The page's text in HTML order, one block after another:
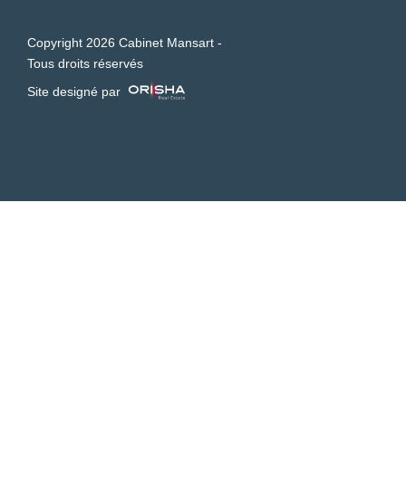
Copyright 2026 Cabinet Mansart -
Tous droits réservés
Site designé par